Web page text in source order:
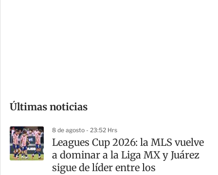
m
a
r
t
Últimas noticias
8 de agosto - 23:52 Hrs
Leagues Cup 2026: la MLS vuelve
a dominar a la Liga MX y Juárez
sigue de líder entre los